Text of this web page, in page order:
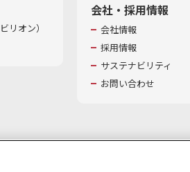
リオン）​
会社・採用情報
会社情報
採用情報
サステナビリティ
お問い合わせ